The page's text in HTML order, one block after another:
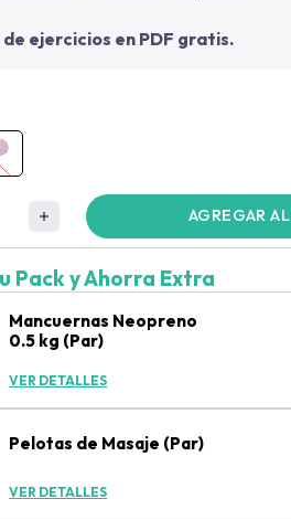
ejercicios en PDF gratis.
AGREGAR
Pack y Ahorra Extra
Mancuernas Neopreno
0.5 kg (Par)
VER DETALLES
Pelotas de Masaje (Par)
VER DETALLES